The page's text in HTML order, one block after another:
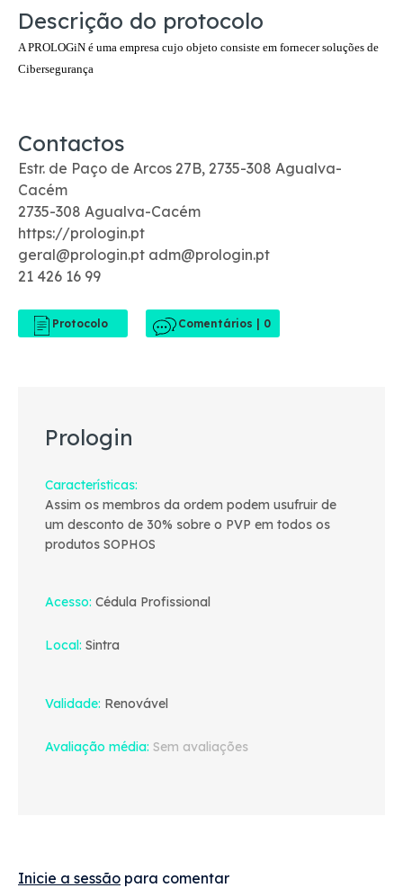
Descrição do protocolo
A PROLOGiN é uma empresa cujo objeto consiste em fornecer soluções de
Cibersegurança
Contactos
Estr. de Paço de Arcos 27B, 2735-308 Agualva-
Cacém
2735-308 Agualva-Cacém
https://prologin.pt
geral@prologin.pt adm@prologin.pt
21 426 16 99
Comentários | 0
Prologin
Características
Assim os membros da ordem podem usufruir de
um desconto de 30% sobre o PVP em todos os
produtos SOPHOS
Acesso Cédula Profissional
Local Sintra
Validade Renovável
Avaliação média Sem avaliações
Inicie a sessão para comentar